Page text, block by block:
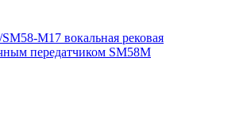
M17 вокальная рековая
передатчиком SM58M